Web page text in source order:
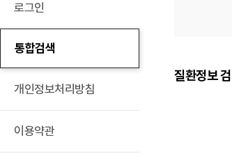
로그인
통합검색
개인정보처리방침
이용약관
질환정보